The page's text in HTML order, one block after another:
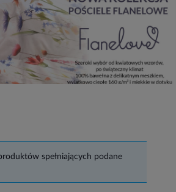
spełniających podane